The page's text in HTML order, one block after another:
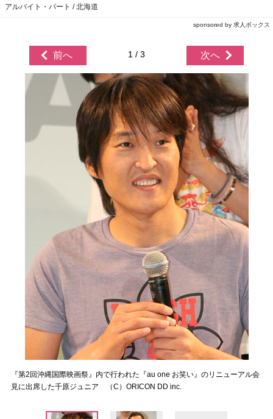
アルバイト・パート / 北海道
sponsored by 求人ボックス
前へ 1 / 3 次へ
『第2回沖縄国際映画祭』内で行われた『au one お笑い』のリニューアル会
見に出席した千原ジュニア （C）ORICON DD inc.